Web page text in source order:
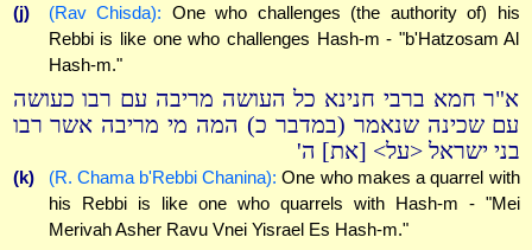
(j) (Rav Chisda): One who challenges (the authority of) his
Rebbi is like one who challenges Hash-m - "b'Hatzosam Al
Hash-m."
א"ר חמא ברבי חנינא כל העושה מריבה עם רבו כעושה
עם שכינה שנאמר (במדבר כ) המה מי מריבה אשר רבו
בני ישראל <על> [את] ה'
(k) (R. Chama b'Rebbi Chanina): One who makes a quarrel with
his Rebbi is like one who quarrels with Hash-m - "Mei
Merivah Asher Ravu Vnei Yisrael Es Hash-m."